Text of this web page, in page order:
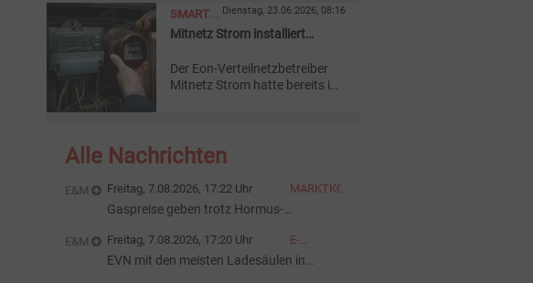
eine profitable Nutzung der
Batterien ermöglichen sollen.
SMART
METER
Dienstag, 23.06.2026, 08:16
Mitnetz Strom installiert
Messsystem
Der Eon-Verteilnetzbetreiber
Mitnetz Strom hatte bereits im
Messsystemen übertroffen.
Alle Nachrichten
E&M Freitag, 7.08.2026, 17:22 Uhr MARKTKOMMENTAR
Gaspreise geben trotz Hormus-
E&M Freitag, 7.08.2026, 17:20 Uhr
E-
FAHRZEUGE
EVN mit den meisten Ladesäulen in